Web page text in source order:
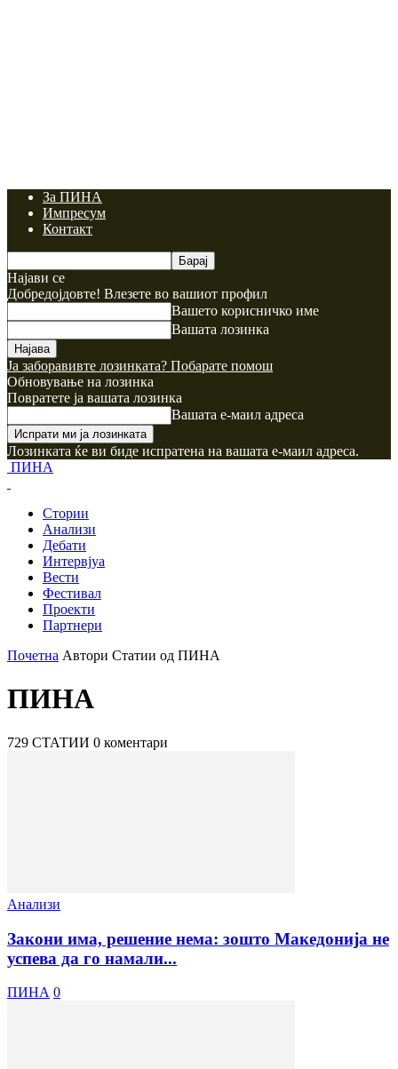
За ПИНА
Импресум
Контакт
Најави се
Добредојдовте! Влезете во вашиот профил
Вашето корисничко име
Вашата лозинка
Ја заборавивте лозинката? Побарате помош
Обновување на лозинка
Повратете ја вашата лозинка
Вашата е-маил адреса
Лозинката ќе ви биде испратена на вашата е-маил адреса.
ПИНА
Стории
Анализи
Дебати
Интервјуа
Вести
Фестивал
Проекти
Партнери
Почетна Автори Статии од ПИНА
ПИНА
729 СТАТИИ 0 коментари
Анализи
Закони има, решение нема: зошто Македонија не
успева да го намали...
ПИНА 0